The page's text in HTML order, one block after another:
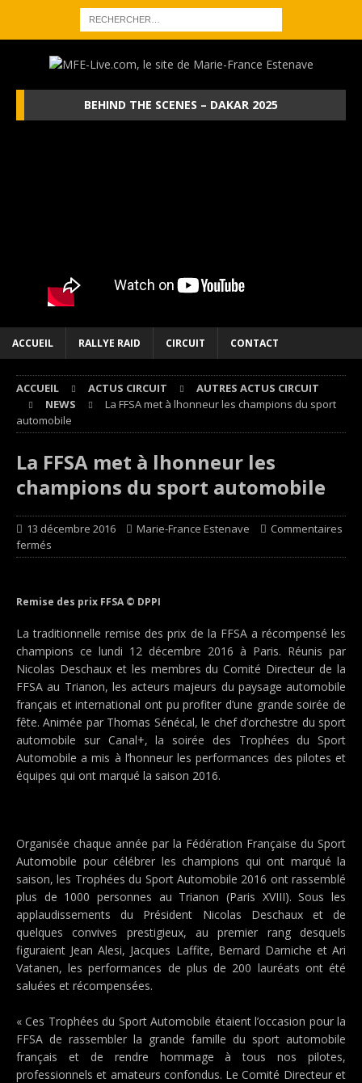
BEHIND THE SCENES – DAKAR 2025
ACCUEIL RALLYE RAID CIRCUIT CONTACT
ACCUEIL ACTUS CIRCUIT
AUTRES ACTUS CIRCUIT
NEWS
La FFSA met à lhonneur les champions du sport
automobile
La FFSA met à lhonneur les
champions du sport automobile
13 décembre 2016 Marie-France Estenave
Commentaires
fermés
Remise des prix FFSA © DPPI
La traditionnelle remise des prix de la FFSA a récompensé les
champions ce lundi 12 décembre 2016 à Paris. Réunis par
Nicolas Deschaux et les membres du Comité Directeur de la
FFSA au Trianon, les acteurs majeurs du paysage automobile
français et international ont pu profiter d’une grande soirée de
fête. Animée par Thomas Sénécal, le chef d’orchestre du sport
automobile sur Canal+, la soirée des Trophées du Sport
Automobile a mis à l’honneur les performances des pilotes et
équipes qui ont marqué la saison 2016.
Organisée chaque année par la Fédération Française du Sport
Automobile pour célébrer les champions qui ont marqué la
saison, les Trophées du Sport Automobile 2016 ont rassemblé
plus de 1000 personnes au Trianon (Paris XVIII). Sous les
applaudissements du Président Nicolas Deschaux et de
quelques convives prestigieux, au premier rang desquels
figuraient Jean Alesi, Jacques Laffite, Bernard Darniche et Ari
Vatanen, les performances de plus de 200 lauréats ont été
saluées et récompensées.
« Ces Trophées du Sport Automobile étaient l’occasion pour la
FFSA de rassembler la grande famille du sport automobile
français et de rendre hommage à tous nos pilotes,
professionnels et amateurs confondus. Le Comité Directeur et